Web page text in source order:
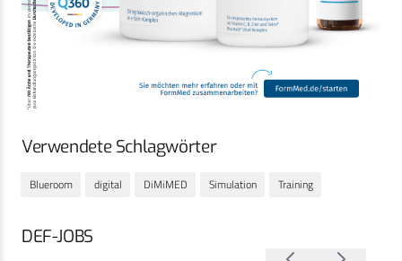
Verwendete Schlagwörter
Blueroom digital DiMiMED Simulation Training
DEF-JOBS